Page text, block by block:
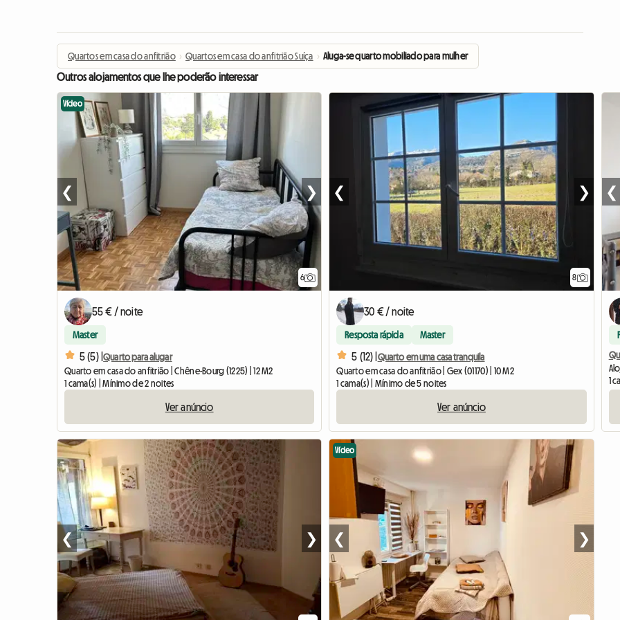
Quartos em casa do anfitrião › Quartos em casa do anfitrião Suíça › Aluga-se quarto mobiliado para mulher
Outros alojamentos que lhe poderão interessar
6
Vídeo
❮ ❯
55 € / noite
Master
5 (5) |Quarto para alugar
Quarto em casa do anfitrião | Chêne-Bourg (1225) | 12 M2
1 cama(s) | Mínimo de 2 noites
Ver anúncio
8
❮ ❯
30 € / noite
Resposta rápida Master
5 (12) | Quarto em uma casa tranquila
Quarto em casa do anfitrião | Gex (01170) | 10 M2
1 cama(s) | Mínimo de 5 noites
Ver anúncio
❮
1
❮ ❯
Vídeo
❮ ❯